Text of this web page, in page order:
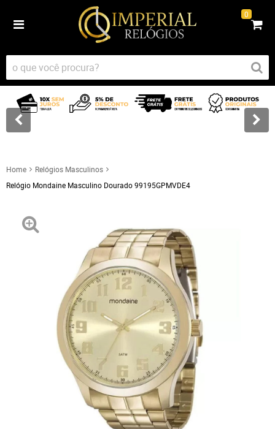
0
Home
Relógios Masculinos
Relógio Mondaine Masculino Dourado 99195GPMVDE4